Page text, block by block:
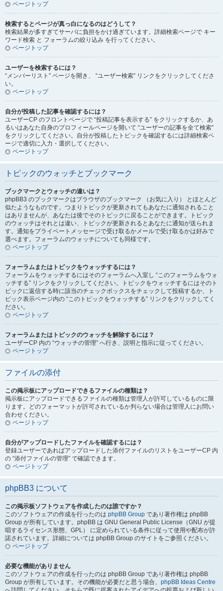
ページトップ
検索するとページが真っ白になるのはどうして？
検索結果が多すぎてサーバに負担をかけ過ぎています。詳細検索ページで キー
ワード検索 と フォーラムの絞り込み を行ってください。
ページトップ
ユーザーを検索するには？
“メンバーリスト” ページを開き、 “ユーザー検索” リンクをクリックしてくださ
い。
ページトップ
自分が投稿した記事を確認するには？
ユーザーCP のフロントページで “投稿記事を表示する” をクリックするか、あ
るいはあなた自身のプロフィールページを開いて “ユーザーの記事を全て検索”
をクリックしてください。自分が投稿したトピックを確認するには詳細検索ペ
ージで適切に入力・選択してください。
ページトップ
トピックのウォッチとブックマーク
ブックマークとウォッチの違いは？
phpBB3 のブックマークはブラウザのブックマーク （お気に入り） とほとんど
似たようなものです。つまりトピックが更新されてもあなたに通知されること
はありませんが、あなたは後でそのトピックに戻ることができます。トピック
のウォッチはそれとは違い、トピックが更新されるとあなたに通知が送られま
す。通知をプライベートメッセージで受け取るかメールで受け取るかは好みで
選べます。フォーラムのウォッチについても同様です。
ページトップ
フォーラムまたはトピックをウォッチするには？
フォーラムをウォッチするにはそのフォーラムへ入室し “このフォーラムをウォ
ッチする” リンクをクリックしてください。トピックをウォッチするにはそのト
ピックに返信する時に該当のチェックボックスをチェックして投稿するか、ト
ピック表示ページ内の “このトピックをウォッチする” リンクをクリックしてく
ださい。
ページトップ
フォーラムまたはトピックのウォッチを解除するには？
ユーザーCP 内の “ウォッチの管理” へ行き、説明と指示に従ってください。
ページトップ
ファイルの添付
この掲示板にアップロードできるファイルの種類は？
掲示板にアップロードできるファイルの種類は管理人が許可しているものに限
ります。どのフォーマットが許可されているか判らない場合は管理人にお問い
合わせください。
ページトップ
自分がアップロードしたファイルを確認するには？
登録ユーザーであればアップロードした添付ファイルのリストをユーザーCP 内
の “添付ファイルの管理” で確認できます。
ページトップ
phpBB3 について
この掲示板ソフトウェアを作成したのは誰ですか？
このソフトウェアの作成を行ったのは phpBB Group であり著作権は phpBB
Group が所有しています。phpBB は GNU General Public License（GNU が提
唱するライセンス形態、GPL） に定められている条件に従って使用や配布が許
諾されています。詳細については phpBB Group のサイトをご参照ください。
ページトップ
必要な機能がありません
このソフトウェアの作成を行ったのは phpBB Group であり著作権は phpBB
Group が所有しています。その機能が必要だと思う場合、 phpBB Ideas Centre